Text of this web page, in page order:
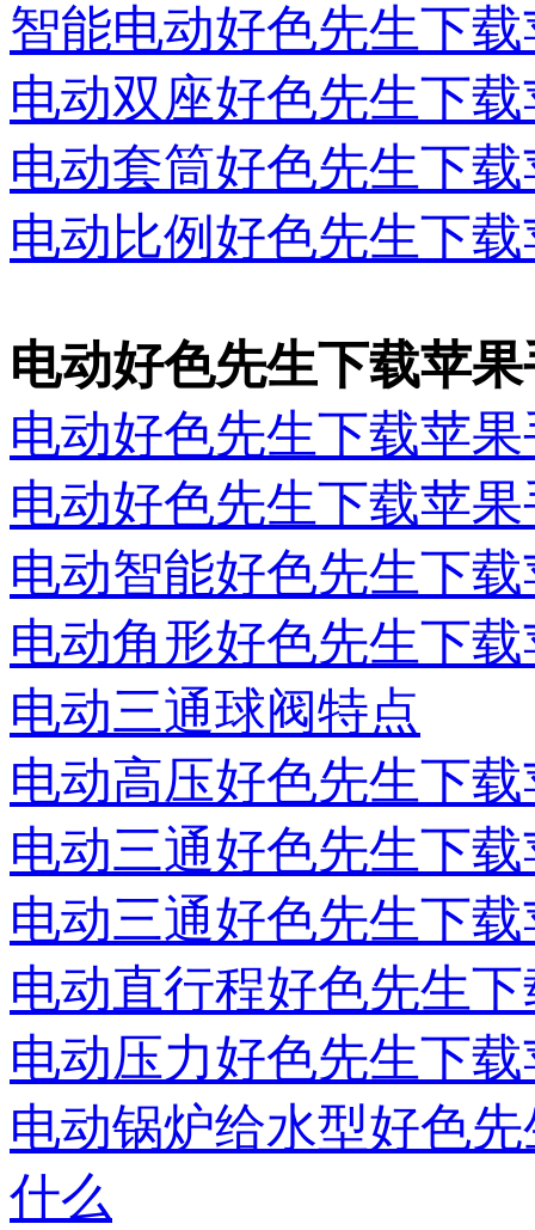
智能电动好色先生下
电动双座好色先生下
电动套筒好色先生下
电动比例好色先生下
电动好色先生下载苹
电动好色先生下载苹
电动好色先生下载苹
电动智能好色先生下
电动角形好色先生下
电动三通球阀特点
电动高压好色先生下
电动三通好色先生下
电动三通好色先生下
电动直行程好色先生
电动压力好色先生下
电动锅炉给水型好色
什么